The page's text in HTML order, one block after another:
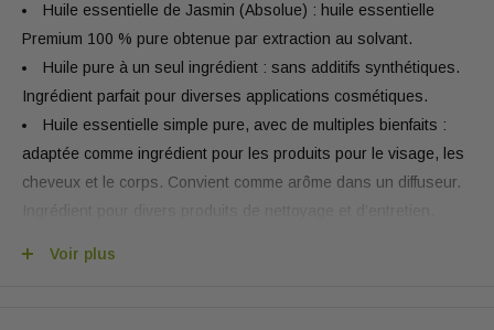
Huile essentielle de Jasmin (Absolue) : huile essentielle
Premium 100 % pure obtenue par extraction au solvant.
Huile pure à un seul ingrédient : sans additifs synthétiques.
Ingrédient parfait pour diverses applications cosmétiques.
Huile essentielle simple pure, avec de multiples bienfaits :
adaptée comme ingrédient pour les produits pour le visage, les
cheveux et le corps. Convient comme arôme dans un diffuseur.
exempte d’additifs et d’ingrédients synthétiques.
Voir plus